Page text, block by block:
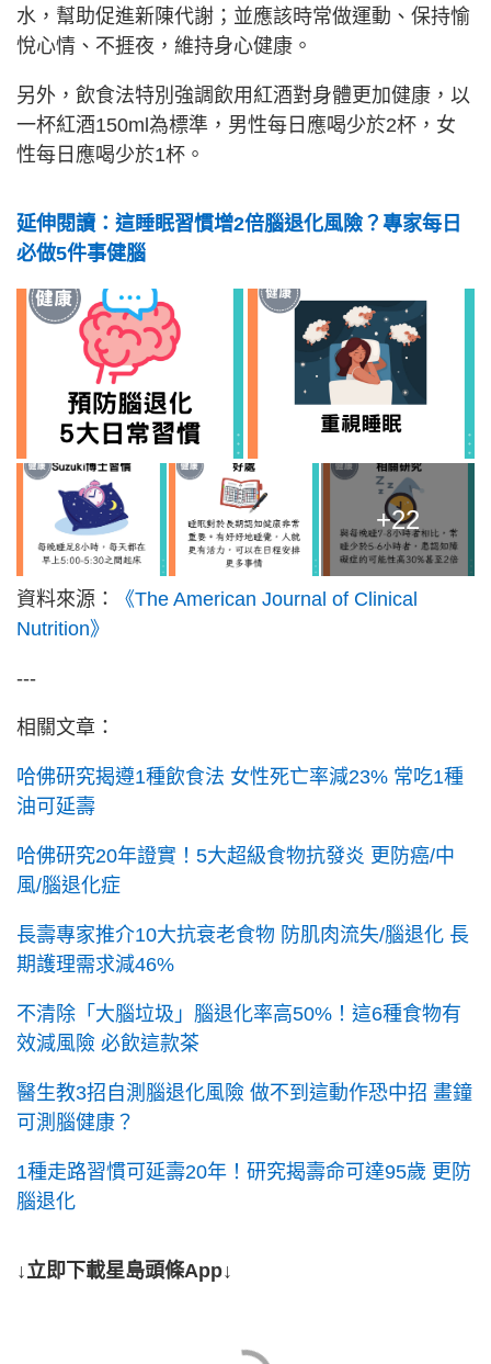
水，幫助促進新陳代謝；並應該時常做運動、保持愉
悅心情、不捱夜，維持身心健康。
另外，飲食法特別強調飲用紅酒對身體更加健康，以
一杯紅酒150ml為標準，男性每日應喝少於2杯，女
性每日應喝少於1杯。
延伸閱讀：這睡眠習慣增2倍腦退化風險？專家每日
必做5件事健腦
+22
資料來源：
《The American Journal of Clinical
Nutrition》
---
相關文章：
哈佛研究揭遵1種飲食法 女性死亡率減23% 常吃1種
油可延壽
哈佛研究20年證實！5大超級食物抗發炎 更防癌/中
風/腦退化症
長壽專家推介10大抗衰老食物 防肌肉流失/腦退化 長
期護理需求減46%
不清除「大腦垃圾」腦退化率高50%！這6種食物有
效減風險 必飲這款茶
醫生教3招自測腦退化風險 做不到這動作恐中招 畫鐘
可測腦健康？
1種走路習慣可延壽20年！研究揭壽命可達95歲 更防
腦退化
↓立即下載星島頭條App↓